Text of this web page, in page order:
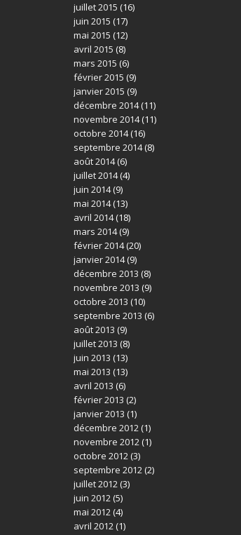
juillet 2015 (16)
juin 2015 (17)
mai 2015 (12)
avril 2015 (8)
mars 2015 (6)
février 2015 (9)
janvier 2015 (9)
décembre 2014(11)
novembre 2014(11)
octobre 2014(16)
septembre 2014(8)
août 2014(6)
juillet 2014(4)
juin 2014(9)
mai 2014(13)
avril 2014(18)
mars 2014(9)
février 2014(20)
janvier 2014(9)
décembre 2013 (8)
novembre 2013 (9)
octobre 2013 (10)
septembre 2013 (6)
août 2013 (9)
juillet 2013 (8)
juin 2013 (13)
mai 2013 (13)
avril 2013 (6)
février 2013 (2)
janvier 2013 (1)
décembre 2012(1)
novembre 2012(1)
octobre 2012(3)
septembre 2012(2)
juillet 2012(3)
juin 2012(5)
mai 2012(4)
avril 2012(1)